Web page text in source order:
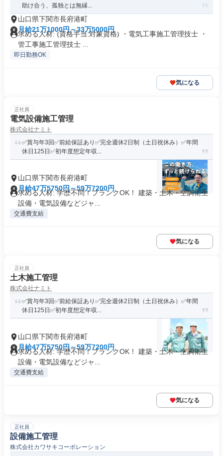
助け合う、孤独とは無縁...
山口県下関市長府港町
月給21万1000円～33万5000円
求める人材: ⦅資格手当:対象資格⦆ ・電気工事施工管理技士 ・
管工事施工管理技士 ...
即日勤務OK
気になる
正社員
電気設備施工管理
株式会社ナミト
✅賞与年3回✅前給保証あり✅完全週休2日制（土日祝休み）✅年間
休日125日✅初年度想定年収...
山口県下関市長府港町
月給47万5750円～59万7200円
求める人材: 学歴不問！ブランクOK！ 建築・土木・空調衛生
設備・電気設備などジャ...
交通費支給
気になる
正社員
土木施工管理
株式会社ナミト
✅賞与年3回✅前給保証あり✅完全週休2日制（土日祝休み）✅年間
休日125日✅初年度想定年収...
山口県下関市長府港町
月給47万5750円～59万7200円
求める人材: 学歴不問！ブランクOK！ 建築・土木・空調衛生
設備・電気設備などジャ...
交通費支給
気になる
正社員
設備施工管理
株式会社カワサキコーポレーション